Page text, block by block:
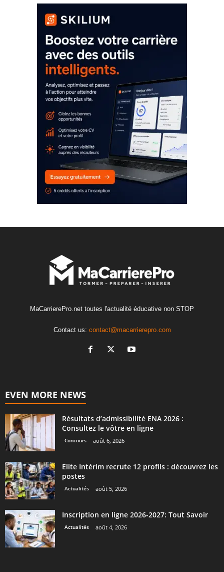
MaCarrierePro.net toutes l'actualité éducative non STOP
Contact us: contact@macarrierepro.com
EVEN MORE NEWS
Résultats d’admissibilité ENA 2026 :
Consultez le vôtre en ligne
Concours août 6, 2026
Elite Intérim recrute 12 profils : découvrez les
postes
Actualités août 5, 2026
Inscription en ligne 2026-2027: Tout Savoir
Actualités août 4, 2026